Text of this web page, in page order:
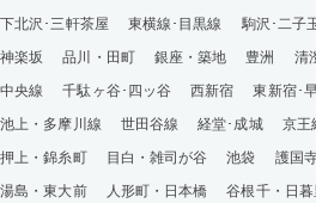
下北沢･三軒茶屋
東横線･目黒線 駒沢･二子
神楽坂
品川・田町 銀座・築地 豊洲 清
中央線
千駄ヶ谷･四ッ谷 西新宿 東新宿･
池上・多摩川線
世田谷線 経堂･成城 京王
押上・錦糸町
目白・雑司が谷 池袋 護国
湯島・東大前
人形町・日本橋 谷根千・日暮